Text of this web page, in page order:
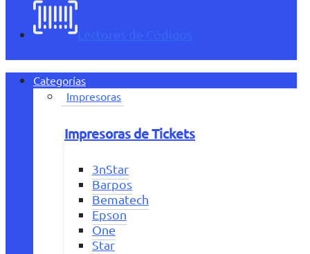
Lectores de Códigos
Categorías
Impresoras
Impresoras de Tickets
3nStar
Barpos
Bematech
Epson
One
Star